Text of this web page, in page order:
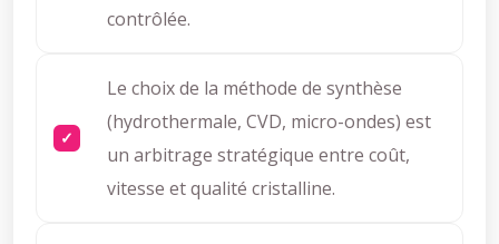
contrôlée.
Le choix de la méthode de synthèse
(hydrothermale, CVD, micro-ondes) est
un arbitrage stratégique entre coût,
vitesse et qualité cristalline.